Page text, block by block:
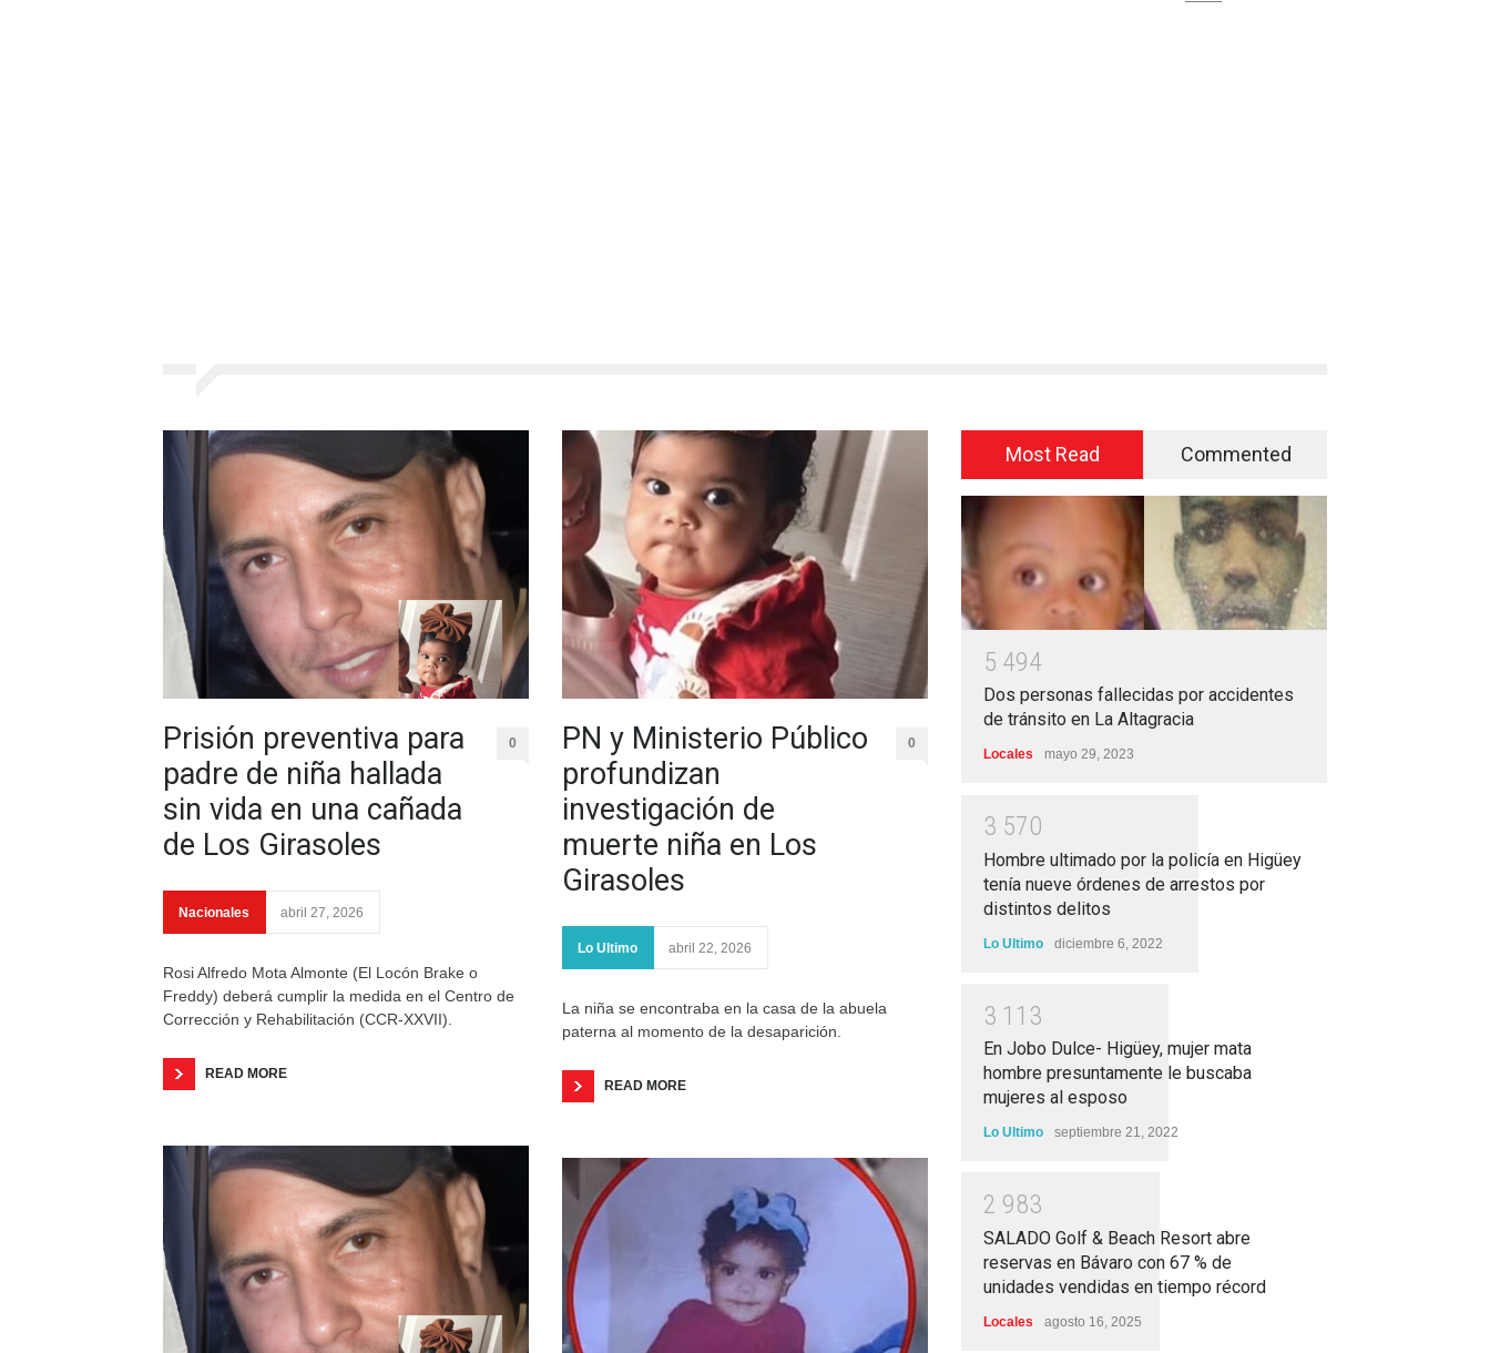
Prisión preventiva para
padre de niña hallada
sin vida en una cañada
de Los Girasoles
0
Nacionales abril 27, 2026
Rosi Alfredo Mota Almonte (El Locón Brake o
Freddy) deberá cumplir la medida en el Centro de
Corrección y Rehabilitación (CCR-XXVII).
READ MORE
PN y Ministerio Público
profundizan
investigación de
muerte niña en Los
Girasoles
0
Lo Ultimo abril 22, 2026
La niña se encontraba en la casa de la abuela
paterna al momento de la desaparición.
READ MORE
Most Read Commented
5 494
Dos personas fallecidas por accidentes
de tránsito en La Altagracia
Locales mayo 29, 2023
3 570
Hombre ultimado por la policía en Higüey
tenía nueve órdenes de arrestos por
distintos delitos
Lo Ultimo diciembre 6, 2022
3 1 1 3
En Jobo Dulce- Higüey, mujer mata
hombre presuntamente le buscaba
mujeres al esposo
Lo Ultimo septiembre 21, 2022
2 983
SALADO Golf & Beach Resort abre
reservas en Bávaro con 67 % de
unidades vendidas en tiempo récord
Locales agosto 16, 2025